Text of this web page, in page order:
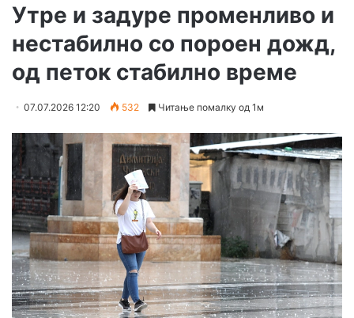
Утре и задуре променливо и
нестабилно со пороен дожд,
од петок стабилно време
07.07.2026 12:20 532 Читање помалку од 1м